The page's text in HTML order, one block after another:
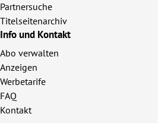
Partnersuche
Titelseitenarchiv
Info und Kontakt
Abo verwalten
Anzeigen
Werbetarife
FAQ
Kontakt